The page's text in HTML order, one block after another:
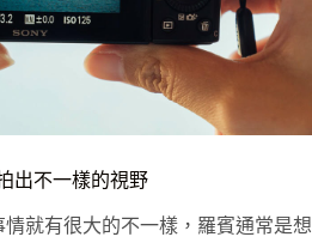
出不一樣的視野
就有很大的不一樣，羅賓通常是想